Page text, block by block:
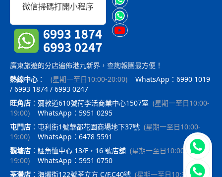
微信掃碼打開小程序
廣東旅遊的分店遍佈港九新界，查詢報團最方便！
熱線中心 ： (星期一至日10:00-20:00)
WhatsApp：6990 1019
/ 6993 1874 / 6993 0247
旺角店 ： 彌敦道610號荷李活商業中心1507室 (星期一至日10:00-
19:00)
WhatsApp：5951 0295
屯門店 ： 屯利街1號華都花園商場地下37號 (星期一至日10:00-
19:00)
WhatsApp：6478 5591
觀塘店 ： 鱷魚恤中心 13/F，16 號店舖 (星期一至日10:00-
19:00)
WhatsApp：5951 0750
荃灣店 ： 海壩街122號荃立方 C/F,C40號 (星期一至日10:30-
立即